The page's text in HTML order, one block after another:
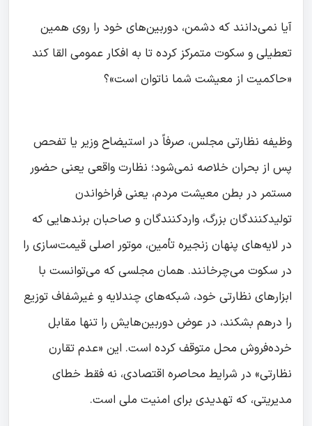
آیا نمی‌دانند که دشمن، دوربین‌های خود را روی همین
تعطیلی و سکوت متمرکز کرده تا به افکار عمومی القا کند
«حاکمیت از معیشت شما ناتوان است»؟
وظیفه نظارتی مجلس، صرفاً در استیضاح وزیر یا تفحص
پس از بحران خلاصه نمی‌شود؛ نظارت واقعی یعنی حضور
مستمر در بطن معیشت مردم، یعنی فراخواندن
تولیدکنندگان بزرگ، واردکنندگان و صاحبان برندهایی که
در لایه‌های پنهان زنجیره تأمین، موتور اصلی قیمت‌سازی را
در سکوت می‌چرخانند. همان مجلسی که می‌توانست با
ابزارهای نظارتی خود، شبکه‌های چندلایه و غیرشفاف توزیع
را درهم بشکند، در عوض دوربین‌هایش را تنها مقابل
خرده‌فروش محل متوقف کرده است. این «عدم تقارن
نظارتی» در شرایط محاصره اقتصادی، نه فقط خطای
مدیریتی، که تهدیدی برای امنیت ملی است.